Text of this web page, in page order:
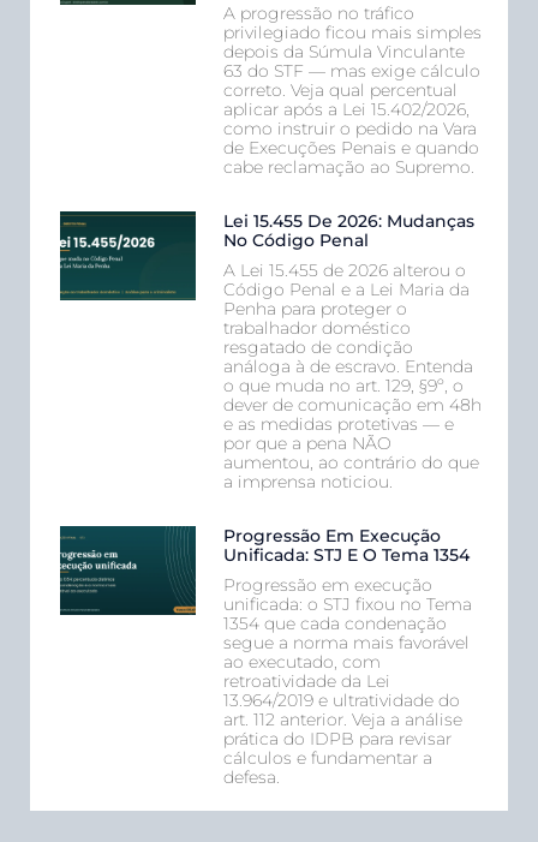
A progressão no tráfico
privilegiado ficou mais simples
depois da Súmula Vinculante
63 do STF — mas exige cálculo
correto. Veja qual percentual
aplicar após a Lei 15.402/2026,
como instruir o pedido na Vara
de Execuções Penais e quando
cabe reclamação ao Supremo.
Lei 15.455 De 2026: Mudanças
No Código Penal
A Lei 15.455 de 2026 alterou o
Código Penal e a Lei Maria da
Penha para proteger o
trabalhador doméstico
resgatado de condição
análoga à de escravo. Entenda
o que muda no art. 129, §9º, o
dever de comunicação em 48h
e as medidas protetivas — e
por que a pena NÃO
aumentou, ao contrário do que
a imprensa noticiou.
Progressão Em Execução
Unificada: STJ E O Tema 1354
Progressão em execução
unificada: o STJ fixou no Tema
1354 que cada condenação
segue a norma mais favorável
ao executado, com
retroatividade da Lei
13.964/2019 e ultratividade do
art. 112 anterior. Veja a análise
prática do IDPB para revisar
cálculos e fundamentar a
defesa.